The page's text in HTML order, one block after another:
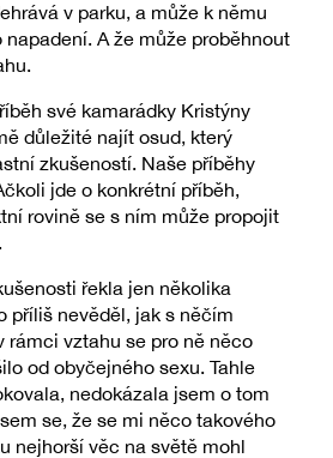
v parku, a může k němu
A že může proběhnout
své kamarádky Kristýny
důležité najít osud, který
zkušeností. Naše příběhy
jde o konkrétní příběh,
rovině se s ním může propojit
řekla jen několika
příliš nevěděl, jak s něčím
rámci vztahu se pro ně něco
od obyčejného sexu. Tahle
nedokázala jsem o tom
se, že se mi něco takového
nejhorší věc na světě mohl